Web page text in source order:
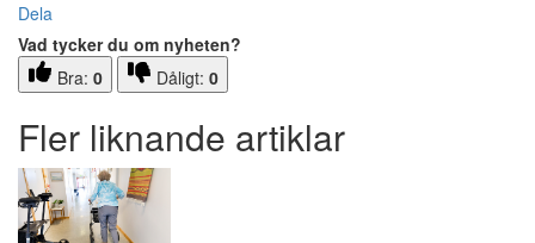
Dela
Vad tycker du om nyheten?
Bra: 0 Dåligt: 0
Fler liknande artiklar